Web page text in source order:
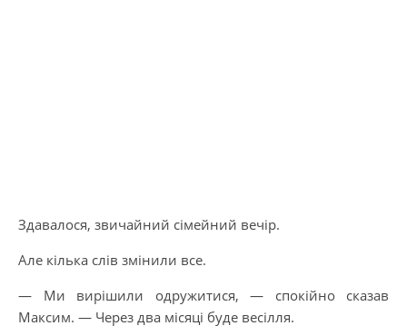
Здавалося, звичайний сімейний вечір.
Але кілька слів змінили все.
— Ми вирішили одружитися, — спокійно сказав
Максим. — Через два місяці буде весілля.